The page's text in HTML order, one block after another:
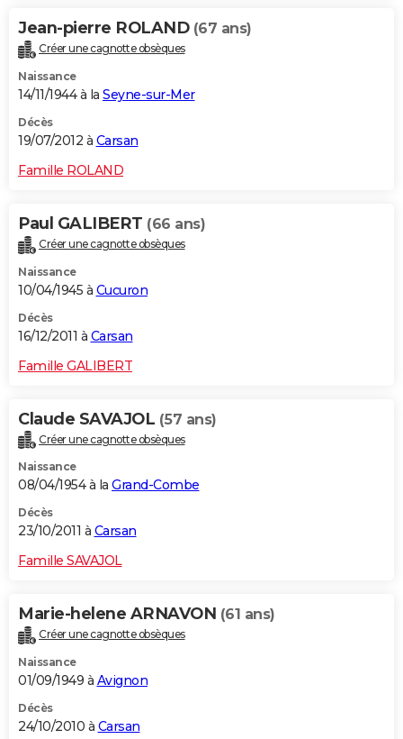
Jean-pierre ROLAND (67 ans)
Créer une cagnotte obsèques
Naissance
14/11/1944 à la Seyne-sur-Mer
Décès
19/07/2012 à Carsan
Famille ROLAND
Paul GALIBERT (66 ans)
Créer une cagnotte obsèques
Naissance
10/04/1945 à Cucuron
Décès
16/12/2011 à Carsan
Famille GALIBERT
Claude SAVAJOL (57 ans)
Créer une cagnotte obsèques
Naissance
08/04/1954 à la Grand-Combe
Décès
23/10/2011 à Carsan
Famille SAVAJOL
Marie-helene ARNAVON (61 ans)
Créer une cagnotte obsèques
Naissance
01/09/1949 à Avignon
Décès
24/10/2010 à Carsan